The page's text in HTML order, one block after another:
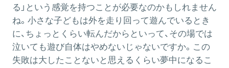
る」という感覚を持つことが必要なのかもしれません
ね。小さな子どもは外を走り回って遊んでいるとき
に、ちょっとくらい転んだからといって、その場では
泣いても遊び自体はやめないじゃないですか。この
失敗は大したことないと思えるくらい夢中になるこ